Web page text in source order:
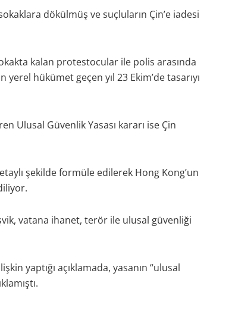
dökülmüş ve suçluların Çin’e iadesi
kalan protestocular ile polis arasında
hükümet geçen yıl 23 Ekim’de tasarıyı
Ulusal Güvenlik Yasası kararı ise Çin
şekilde formüle edilerek Hong Kong’un
vatana ihanet, terör ile ulusal güvenliği
yaptığı açıklamada, yasanın “ulusal